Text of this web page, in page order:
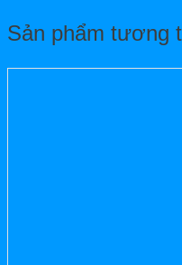
Sản phẩm tương